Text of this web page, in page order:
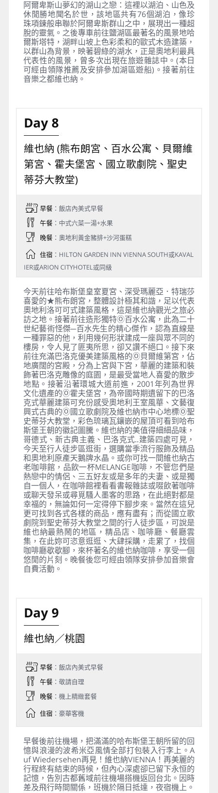
阿爾卑斯山夢幻的湖山之戀：這裡以湖泊、山色及
休閒勝地聞名於世，該地區共有76個湖泊，像珍
珠項鍊般串聯於阿爾卑斯群山之中，展現出一種超
脫的靈氣。之後專車前往鹽湖區最著名的風景地哈
爾斯塔特，湖畔山坡上色彩柔和的歐式木造建築，
以群山為背景，映著碧綠的湖水，正是奧地利最具
代表性的風景，曾多次出現在旅遊雜誌中。(本日
可經由領隊推薦及安排參加湖區遊船)。接著前往
音樂之都維也納。
Day 8
維也納 (熊布朗宮、百水公寓、貝爾維
第宮、霍夫堡宮、國立歌劇院、聖史
蒂芬大教堂)
早餐：飯店內美式早餐
午餐：中式六菜一湯+水果
晚餐：奧地利黃金豬排+沙河蛋糕
住宿：HILTON GARDEN INN VIENNA SOUTH或KAVAL
IER或ARION CITYHOTEL或同級
今天前往哈布斯堡皇室夏宮、深受瑪麗亞．特瑞莎
喜愛的★熊布朗宮，整體設計極其和諧，足以代表
奧地利洛可可式建築風格，這是維也納觀光之旅必
訪之地。接著前往造形獨特Ⓞ百水公寓，此為二十
世紀藝術怪傑─百水先生的精心傑作，認為直線是
一種罪惡的他，利用幾何形狀建成一座與眾不同的
樓房，令人見了匪夷所思，卻又讚不絕口。接下來
前往充滿巴洛克優美建築風格的Ⓞ貝爾維第宮，佔
地廣闊的宮殿，分為上宮與下宮，華麗的建築和裝
飾著巴洛克雕像的庭園，是最受當地人喜愛的散步
地點。接著沿著環城大道前進，2001年列為世界
文化遺產的Ⓞ霍夫堡宮，為帝國時期遺留下的巴洛
克式華麗建築可充份感受奧地利王室風華、文藝復
興式古典的Ⓞ國立歌劇院及維也納市中心地標Ⓞ聖
史蒂芬大教堂，彩色琉璃瓦鑲嵌的屋頂可看到哈布
斯堡王朝的徽記圖騰。維也納的美值得細細品味，
哥德式、新古典主義、巴洛克式..建築四處可見，
今天至行人徒步區逛街，選購當季流行服飾及精品
和奧地利原產天鵝牌水晶。或你可找一間維也納古
老咖啡館，品飲一杯MELANGE咖啡，不管您們是
熱戀中的情侶、三五好友或是多年的夫妻、或是獨
自一個人，在咖啡館裡看看書報雜誌或啜飲著咖啡
或聊天發呆或尋覓騷人墨客的思路，在此絕對都是
幸福的，無論如何一定得停下腳步來。當然在這兒
更可找到各式各樣的商品，應有盡有；而從國立歌
劇院到聖史蒂芬大教堂之間的行人徒步區，可說是
維也納最熱鬧的地區，精品店、咖啡廳、餐廳雲
集，在此妳可恣意逛逛、大肆採購，走累了，找個
咖啡廳歇歇腳，來杯著名的維也納咖啡，享受一個
悠閒的片刻。晚餐後您可經由領隊安排參加音樂會
自費活動。
Day 9
維也納／桃園
早餐：飯店內美式早餐
午餐：敬請自理
晚餐：機上精緻套餐
住宿：豪華客機
早餐後前往機場，把滿滿的哈布斯堡王朝所留的回
憶與浪漫的波希米亞風情全部打包裝入行李上。A
uf Wiedersehen再見！維也納VIENNA！再美麗的
行程終有結束的時候，但內心深處卻已留下永恒的
記憶，告別古都舊域前往機場搭機返回台北。因時
差及飛行時間關係，班機於隔日抵達，夜宿機上。